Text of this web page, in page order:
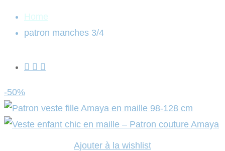
Home
patron manches 3/4
-50%
Ajouter à la wishlist